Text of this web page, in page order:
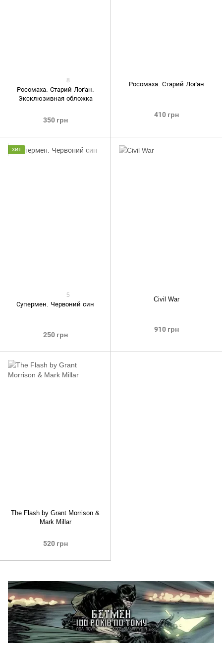
8
Росомаха. Старий Лоґан.
Эксклюзивная обложка
350 грн
Росомаха. Старий Лоґан
410 грн
ХИТ
5
Супермен. Червоний син
250 грн
Civil War
910 грн
The Flash by Grant Morrison &
Mark Millar
520 грн